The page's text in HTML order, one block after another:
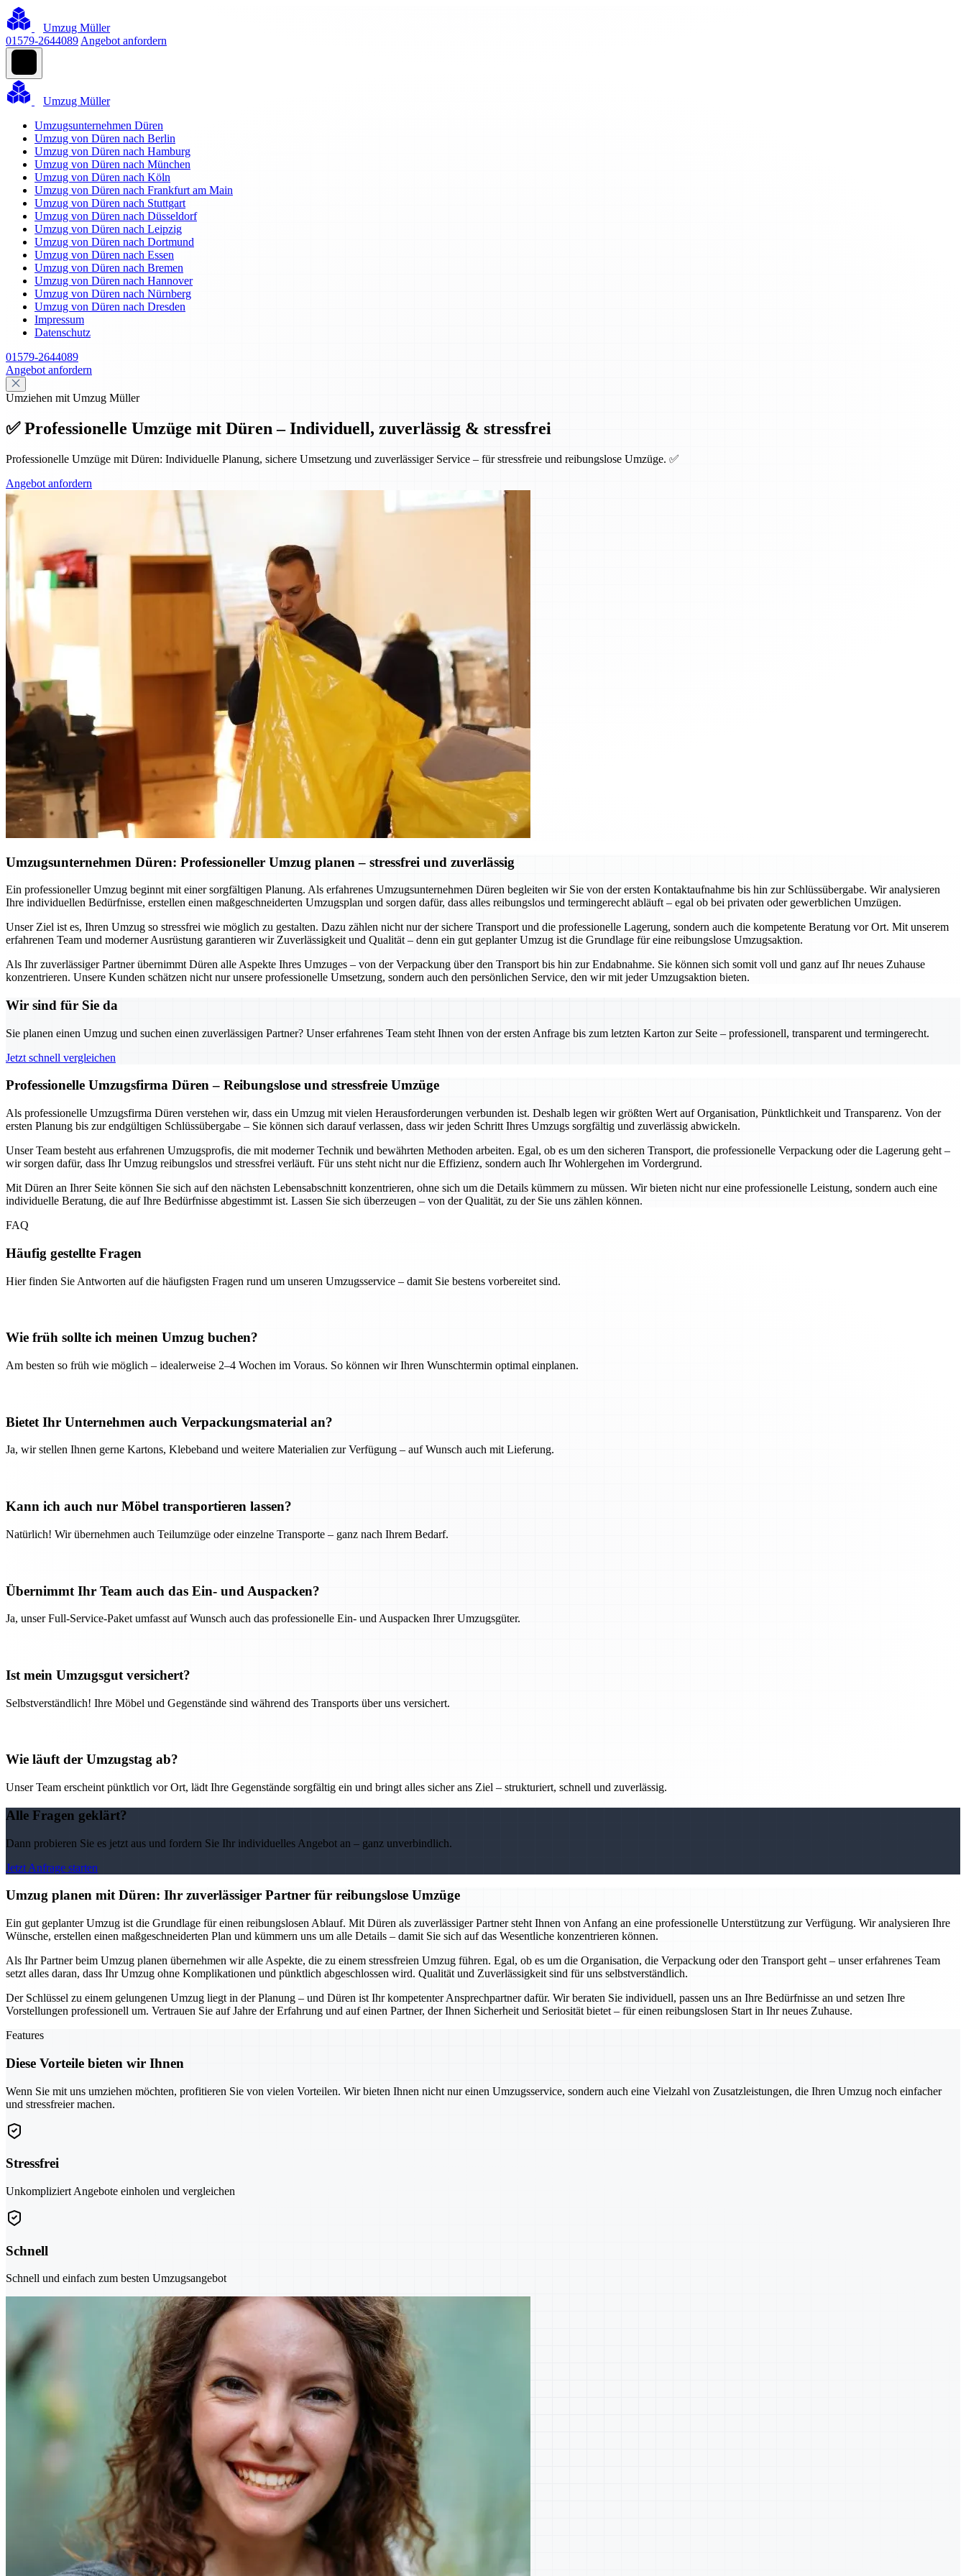
Umzug Müller
01579-2644089 Angebot anfordern
Umzug Müller
Umzugsunternehmen Düren
Umzug von Düren nach Berlin
Umzug von Düren nach Hamburg
Umzug von Düren nach München
Umzug von Düren nach Köln
Umzug von Düren nach Frankfurt am Main
Umzug von Düren nach Stuttgart
Umzug von Düren nach Düsseldorf
Umzug von Düren nach Leipzig
Umzug von Düren nach Dortmund
Umzug von Düren nach Essen
Umzug von Düren nach Bremen
Umzug von Düren nach Hannover
Umzug von Düren nach Nürnberg
Umzug von Düren nach Dresden
Impressum
Datenschutz
01579-2644089
Angebot anfordern
Umziehen mit Umzug Müller
✅ Professionelle Umzüge mit Düren – Individuell, zuverlässig & stressfrei
Professionelle Umzüge mit Düren: Individuelle Planung, sichere Umsetzung und zuverlässiger Service – für stressfreie und reibungslose Umzüge. ✅
Angebot anfordern
Umzugsunternehmen Düren: Professioneller Umzug planen – stressfrei und zuverlässig
Ein professioneller Umzug beginnt mit einer sorgfältigen Planung. Als erfahrenes Umzugsunternehmen Düren begleiten wir Sie von der ersten Kontaktaufnahme bis hin zur Schlüssübergabe. Wir analysieren
Ihre individuellen Bedürfnisse, erstellen einen maßgeschneiderten Umzugsplan und sorgen dafür, dass alles reibungslos und termingerecht abläuft – egal ob bei privaten oder gewerblichen Umzügen.
Unser Ziel ist es, Ihren Umzug so stressfrei wie möglich zu gestalten. Dazu zählen nicht nur der sichere Transport und die professionelle Lagerung, sondern auch die kompetente Beratung vor Ort. Mit unserem
erfahrenen Team und moderner Ausrüstung garantieren wir Zuverlässigkeit und Qualität – denn ein gut geplanter Umzug ist die Grundlage für eine reibungslose Umzugsaktion.
Als Ihr zuverlässiger Partner übernimmt Düren alle Aspekte Ihres Umzuges – von der Verpackung über den Transport bis hin zur Endabnahme. Sie können sich somit voll und ganz auf Ihr neues Zuhause
konzentrieren. Unsere Kunden schätzen nicht nur unsere professionelle Umsetzung, sondern auch den persönlichen Service, den wir mit jeder Umzugsaktion bieten.
Wir sind für Sie da
Sie planen einen Umzug und suchen einen zuverlässigen Partner? Unser erfahrenes Team steht Ihnen von der ersten Anfrage bis zum letzten Karton zur Seite – professionell, transparent und termingerecht.
Jetzt schnell vergleichen
Professionelle Umzugsfirma Düren – Reibungslose und stressfreie Umzüge
Als professionelle Umzugsfirma Düren verstehen wir, dass ein Umzug mit vielen Herausforderungen verbunden ist. Deshalb legen wir größten Wert auf Organisation, Pünktlichkeit und Transparenz. Von der
ersten Planung bis zur endgültigen Schlüssübergabe – Sie können sich darauf verlassen, dass wir jeden Schritt Ihres Umzugs sorgfältig und zuverlässig abwickeln.
Unser Team besteht aus erfahrenen Umzugsprofis, die mit moderner Technik und bewährten Methoden arbeiten. Egal, ob es um den sicheren Transport, die professionelle Verpackung oder die Lagerung geht –
wir sorgen dafür, dass Ihr Umzug reibungslos und stressfrei verläuft. Für uns steht nicht nur die Effizienz, sondern auch Ihr Wohlergehen im Vordergrund.
Mit Düren an Ihrer Seite können Sie sich auf den nächsten Lebensabschnitt konzentrieren, ohne sich um die Details kümmern zu müssen. Wir bieten nicht nur eine professionelle Leistung, sondern auch eine
individuelle Beratung, die auf Ihre Bedürfnisse abgestimmt ist. Lassen Sie sich überzeugen – von der Qualität, zu der Sie uns zählen können.
FAQ
Häufig gestellte Fragen
Hier finden Sie Antworten auf die häufigsten Fragen rund um unseren Umzugsservice – damit Sie bestens vorbereitet sind.
Wie früh sollte ich meinen Umzug buchen?
Am besten so früh wie möglich – idealerweise 2–4 Wochen im Voraus. So können wir Ihren Wunschtermin optimal einplanen.
Bietet Ihr Unternehmen auch Verpackungsmaterial an?
Ja, wir stellen Ihnen gerne Kartons, Klebeband und weitere Materialien zur Verfügung – auf Wunsch auch mit Lieferung.
Kann ich auch nur Möbel transportieren lassen?
Natürlich! Wir übernehmen auch Teilumzüge oder einzelne Transporte – ganz nach Ihrem Bedarf.
Übernimmt Ihr Team auch das Ein- und Auspacken?
Ja, unser Full-Service-Paket umfasst auf Wunsch auch das professionelle Ein- und Auspacken Ihrer Umzugsgüter.
Ist mein Umzugsgut versichert?
Selbstverständlich! Ihre Möbel und Gegenstände sind während des Transports über uns versichert.
Wie läuft der Umzugstag ab?
Unser Team erscheint pünktlich vor Ort, lädt Ihre Gegenstände sorgfältig ein und bringt alles sicher ans Ziel – strukturiert, schnell und zuverlässig.
Alle Fragen geklärt?
Dann probieren Sie es jetzt aus und fordern Sie Ihr individuelles Angebot an – ganz unverbindlich.
Jetzt Anfrage starten
Umzug planen mit Düren: Ihr zuverlässiger Partner für reibungslose Umzüge
Ein gut geplanter Umzug ist die Grundlage für einen reibungslosen Ablauf. Mit Düren als zuverlässiger Partner steht Ihnen von Anfang an eine professionelle Unterstützung zur Verfügung. Wir analysieren Ihre
Wünsche, erstellen einen maßgeschneiderten Plan und kümmern uns um alle Details – damit Sie sich auf das Wesentliche konzentrieren können.
Als Ihr Partner beim Umzug planen übernehmen wir alle Aspekte, die zu einem stressfreien Umzug führen. Egal, ob es um die Organisation, die Verpackung oder den Transport geht – unser erfahrenes Team
setzt alles daran, dass Ihr Umzug ohne Komplikationen und pünktlich abgeschlossen wird. Qualität und Zuverlässigkeit sind für uns selbstverständlich.
Der Schlüssel zu einem gelungenen Umzug liegt in der Planung – und Düren ist Ihr kompetenter Ansprechpartner dafür. Wir beraten Sie individuell, passen uns an Ihre Bedürfnisse an und setzen Ihre
Vorstellungen professionell um. Vertrauen Sie auf Jahre der Erfahrung und auf einen Partner, der Ihnen Sicherheit und Seriosität bietet – für einen reibungslosen Start in Ihr neues Zuhause.
Features
Diese Vorteile bieten wir Ihnen
Wenn Sie mit uns umziehen möchten, profitieren Sie von vielen Vorteilen. Wir bieten Ihnen nicht nur einen Umzugsservice, sondern auch eine Vielzahl von Zusatzleistungen, die Ihren Umzug noch einfacher
und stressfreier machen.
Stressfrei
Unkompliziert Angebote einholen und vergleichen
Schnell
Schnell und einfach zum besten Umzugsangebot